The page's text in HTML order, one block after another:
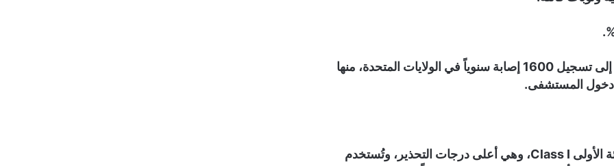
تشير بيانات مراكز السيطرة على الأمراض (CDC) إلى تسجيل 1600 إصابة سنوياً في الولايات المتحدة، منها
صنّفت إدارة الغذاء والدواء التحذير الحالي ضمن الفئة الأولى Class I، وهي أعلى درجات التحذير، وتُستخدم